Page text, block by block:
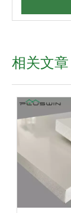
相关文章